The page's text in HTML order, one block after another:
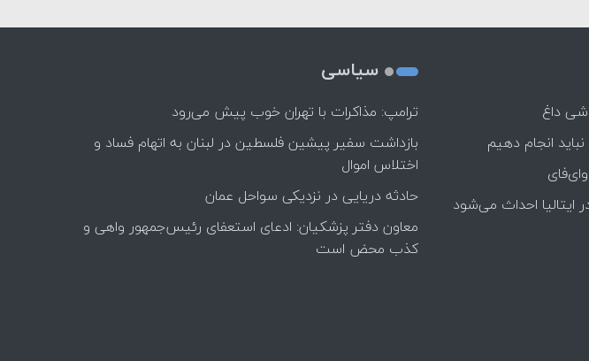
داغ
انجام دهیم
احداث می‌شود
سیاسی
ترامپ: مذاکرات با تهران خوب پیش می‌رود
بازداشت سفیر پیشین فلسطین در لبنان به اتهام فساد و
اختلاس اموال
حادثه دریایی در نزدیکی سواحل عمان
معاون دفتر پزشکیان: ادعای استعفای رئیس‌جمهور واهی و
کذب محض است